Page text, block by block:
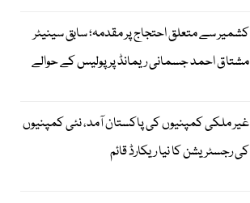
کشمیر سے متعلق احتجاج پر مقدمہ؛ سابق سینیٹر
مشتاق احمد جسمانی ریمانڈ پر پولیس کے حوالے
غیر ملکی کمپنیوں کی پاکستان آمد، نئی کمپنیوں
کی رجسٹریشن کا نیا ریکارڈ قائم